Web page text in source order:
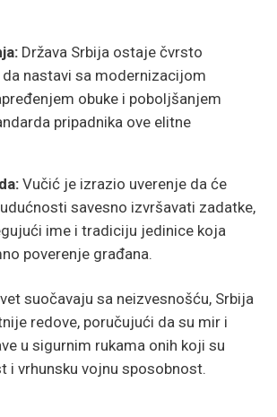
Država Srbija ostaje čvrsto
nastavi sa modernizacijom
obuke i poboljšanjem
pripadnika ove elitne
Vučić je izrazio uverenje da će
savesno izvršavati zadatke,
ime i tradiciju jedinice koja
poverenje građana.
suočavaju sa neizvesnošću, Srbija
redove, poručujući da su mir i
u sigurnim rukama onih koji su
i vrhunsku vojnu sposobnost.